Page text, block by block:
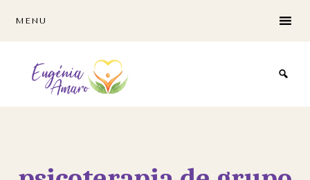
content
MENU